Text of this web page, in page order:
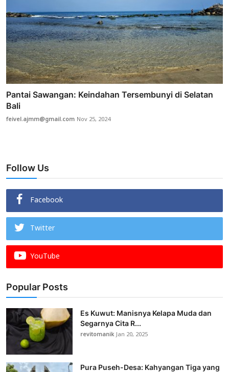
Pantai Sawangan: Keindahan Tersembunyi di Selatan
Bali
feivel.ajmm@gmail.com Nov 25, 2024
Follow Us
Facebook
Twitter
YouTube
Popular Posts
Es Kuwut: Manisnya Kelapa Muda dan
Segarnya Cita R...
revitomanikJan 20, 2025
Pura Puseh-Desa: Kahyangan Tiga yang